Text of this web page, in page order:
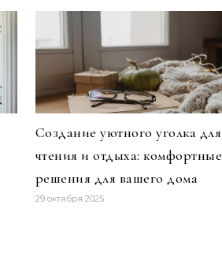
Создание уютного уголка для
чтения и отдыха: комфортные
решения для вашего дома
29 октября 2025